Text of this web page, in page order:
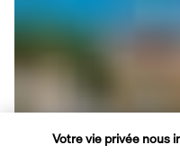
Petit-déjeuner à l’hôtel.
Votre vie privée nous